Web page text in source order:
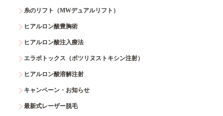
糸のリフト（MWデュアルリフト）
ヒアルロン酸豊胸術
ヒアルロン酸注入療法
エラボトックス（ボツリヌストキシン注射）
ヒアルロン酸溶解注射
キャンペーン・お知らせ
最新式レーザー脱毛